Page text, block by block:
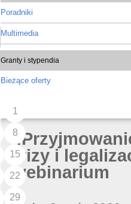
1
8
15
22
29
Poradniki
Multimedia
Granty i stypendia
Bieżące oferty
wizy i
webinarium